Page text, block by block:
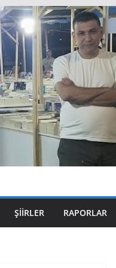
ŞIIRLER RAPORLAR